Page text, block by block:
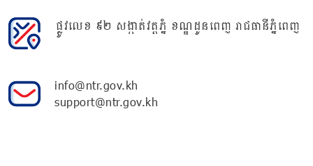
ផ្លូវលេខ ៩២ សង្កាត់វត្តភ្នំ ខណ្ឌដូនពេញ រាជធានីភ្នំពេញ
info@ntr.gov.kh
support@ntr.gov.kh